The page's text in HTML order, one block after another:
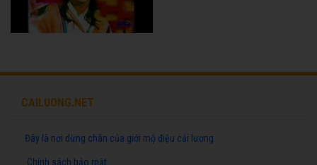
CAILUONG.NET
Đây là nơi dừng chân của giới mộ điệu cải lương
Chính sách bảo mật